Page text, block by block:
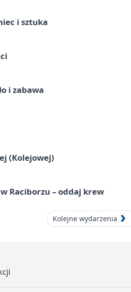
i sztuka
i zabawa
(Kolejowej)
Raciborzu – oddaj krew
Kolejne wydarzenia